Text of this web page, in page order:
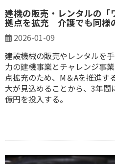
建機の販売・レンタルの「
拠点を拡充 介護でも同様
2026-01-09
建設機械の販売やレンタルを
力の建機事業とチャレンジ事
点拡充のため、M＆Aを推進す
大が見込めることから、3年
億円を投入する。